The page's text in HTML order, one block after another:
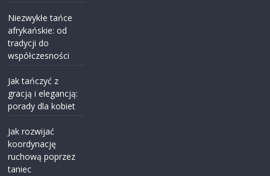
Niezwykłe tańce
afrykańskie: od
tradycji do
współczesności
Jak tańczyć z
gracją i elegancją:
porady dla kobiet
Jak rozwijać
koordynację
ruchową poprzez
taniec